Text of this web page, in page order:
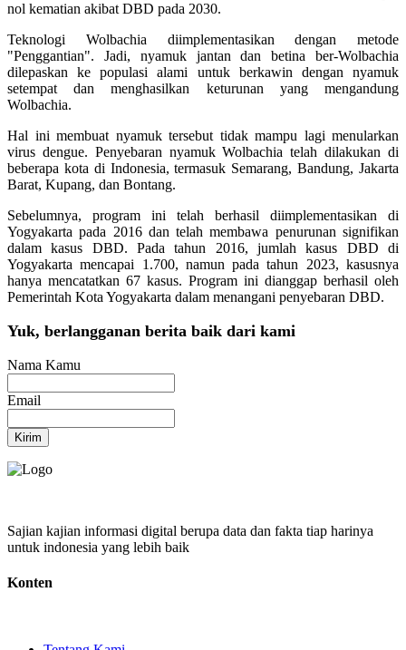
nol kematian akibat DBD pada 2030.
Teknologi Wolbachia diimplementasikan dengan metode
"Penggantian". Jadi, nyamuk jantan dan betina ber-Wolbachia
dilepaskan ke populasi alami untuk berkawin dengan nyamuk
setempat dan menghasilkan keturunan yang mengandung
Wolbachia.
Hal ini membuat nyamuk tersebut tidak mampu lagi menularkan
virus dengue. Penyebaran nyamuk Wolbachia telah dilakukan di
beberapa kota di Indonesia, termasuk Semarang, Bandung, Jakarta
Barat, Kupang, dan Bontang.
Sebelumnya, program ini telah berhasil diimplementasikan di
Yogyakarta pada 2016 dan telah membawa penurunan signifikan
dalam kasus DBD. Pada tahun 2016, jumlah kasus DBD di
Yogyakarta mencapai 1.700, namun pada tahun 2023, kasusnya
hanya mencatatkan 67 kasus. Program ini dianggap berhasil oleh
Pemerintah Kota Yogyakarta dalam menangani penyebaran DBD.
Yuk, berlangganan berita baik dari kami
Nama Kamu
Email
Kirim
Sajian kajian informasi digital berupa data dan fakta tiap harinya
untuk indonesia yang lebih baik
Konten